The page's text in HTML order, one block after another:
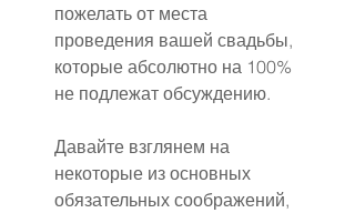
пожелать от места
проведения вашей свадьбы,
которые абсолютно на 100%
не подлежат обсуждению.
Давайте взглянем на
некоторые из основных
обязательных соображений,